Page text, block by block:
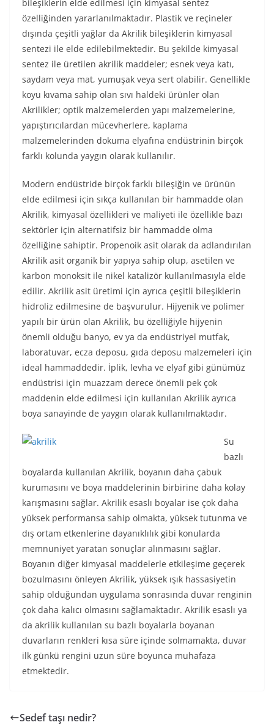
bileşiklerin elde edilmesi için kimyasal sentez
özelliğinden yararlanılmaktadır. Plastik ve reçineler
dışında çeşitli yağlar da Akrilik bileşiklerin kimyasal
sentezi ile elde edilebilmektedir. Bu şekilde kimyasal
sentez ile üretilen akrilik maddeler; esnek veya katı,
saydam veya mat, yumuşak veya sert olabilir. Genellikle
koyu kıvama sahip olan sıvı haldeki ürünler olan
Akrilikler; optik malzemelerden yapı malzemelerine,
yapıştırıcılardan mücevherlere, kaplama
malzemelerinden dokuma elyafına endüstrinin birçok
farklı kolunda yaygın olarak kullanılır.
Modern endüstride birçok farklı bileşiğin ve ürünün
elde edilmesi için sıkça kullanılan bir hammadde olan
Akrilik, kimyasal özellikleri ve maliyeti ile özellikle bazı
sektörler için alternatifsiz bir hammadde olma
özelliğine sahiptir. Propenoik asit olarak da adlandırılan
Akrilik asit organik bir yapıya sahip olup, asetilen ve
karbon monoksit ile nikel katalizör kullanılmasıyla elde
edilir. Akrilik asit üretimi için ayrıca çeşitli bileşiklerin
hidroliz edilmesine de başvurulur. Hijyenik ve polimer
yapılı bir ürün olan Akrilik, bu özelliğiyle hijyenin
önemli olduğu banyo, ev ya da endüstriyel mutfak,
laboratuvar, ecza deposu, gıda deposu malzemeleri için
ideal hammaddedir. İplik, levha ve elyaf gibi günümüz
endüstrisi için muazzam derece önemli pek çok
maddenin elde edilmesi için kullanılan Akrilik ayrıca
boya sanayinde de yaygın olarak kullanılmaktadır.
Su
bazlı
boyalarda kullanılan Akrilik, boyanın daha çabuk
kurumasını ve boya maddelerinin birbirine daha kolay
karışmasını sağlar. Akrilik esaslı boyalar ise çok daha
yüksek performansa sahip olmakta, yüksek tutunma ve
dış ortam etkenlerine dayanıklılık gibi konularda
memnuniyet yaratan sonuçlar alınmasını sağlar.
Boyanın diğer kimyasal maddelerle etkileşime geçerek
bozulmasını önleyen Akrilik, yüksek ışık hassasiyetin
sahip olduğundan uygulama sonrasında duvar renginin
çok daha kalıcı olmasını sağlamaktadır. Akrilik esaslı ya
da akrilik kullanılan su bazlı boyalarla boyanan
duvarların renkleri kısa süre içinde solmamakta, duvar
ilk günkü rengini uzun süre boyunca muhafaza
etmektedir.
Sedef taşı nedir?